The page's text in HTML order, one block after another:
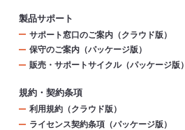
製品サポート
サポート窓口のご案内（クラウド版）
保守のご案内（パッケージ版）
販売・サポートサイクル（パッケージ版）
規約・契約条項
利用規約（クラウド版）
ライセンス契約条項（パッケージ版）